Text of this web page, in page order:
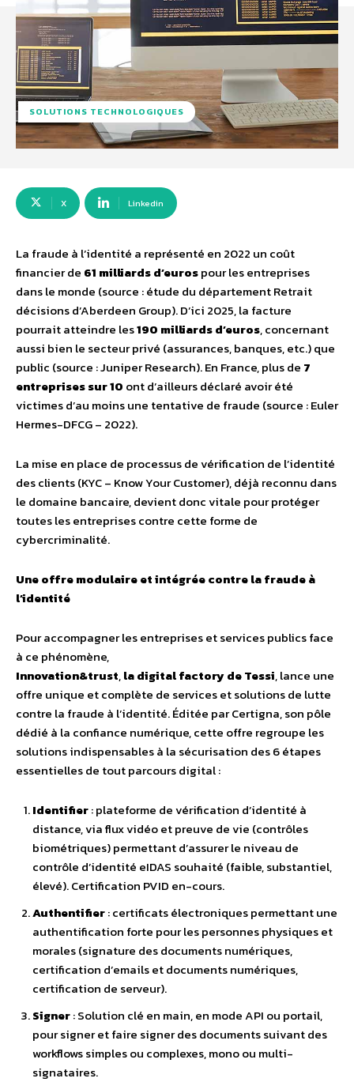
SOLUTIONS TECHNOLOGIQUES
X Linkedin
La fraude à l’identité a représenté en 2022 un coût
financier de 61 milliards d’eurospour les entreprises
dans le monde (source : étude du département Retrait
décisions d’Aberdeen Group). D’ici 2025, la facture
pourrait atteindre les190 milliards d’euros, concernant
aussi bien le secteur privé (assurances, banques, etc.) que
public (source : Juniper Research). En France, plus de 7
entreprises sur 10 ont d’ailleurs déclaré avoir été
victimes d’au moins une tentative de fraude (source : Euler
Hermes-DFCG – 2022).
La mise en place de processus de vérification de l’identité
des clients (KYC – Know Your Customer), déjà reconnu dans
le domaine bancaire, devient donc vitale pour protéger
toutes les entreprises contre cette forme de
cybercriminalité.
Une offre modulaire et intégrée contre la fraude à
l’identité
Pour accompagner les entreprises et services publics face
à ce phénomène,
Innovation&trust,la digital factory de Tessi, lance une
offre unique et complète de services et solutions de lutte
contre la fraude à l’identité. Éditée par Certigna, son pôle
dédié à la confiance numérique, cette offre regroupe les
solutions indispensables à la sécurisation des 6 étapes
essentielles de tout parcours digital :
Identifier: plateforme de vérification d’identité à
distance, via flux vidéo et preuve de vie (contrôles
biométriques) permettant d’assurer le niveau de
contrôle d’identité eIDAS souhaité (faible, substantiel,
élevé). Certification PVID en-cours.
Authentifier: certificats électroniques permettant une
authentification forte pour les personnes physiques et
morales (signature des documents numériques,
certification d’emails et documents numériques,
certification de serveur).
Signer: Solution clé en main, en mode API ou portail,
pour signer et faire signer des documents​ suivant des
workflows simples ou complexes, mono ou multi-
signataires.